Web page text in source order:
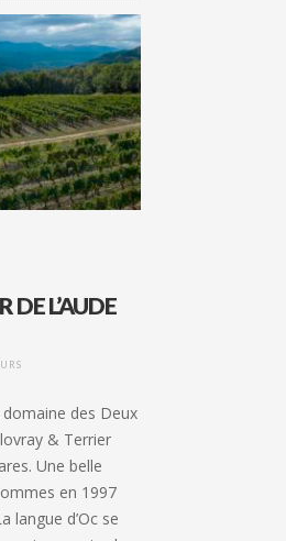
DE L’AUDE
des Deux
& Terrier
Une belle
en 1997
langue d’Oc se